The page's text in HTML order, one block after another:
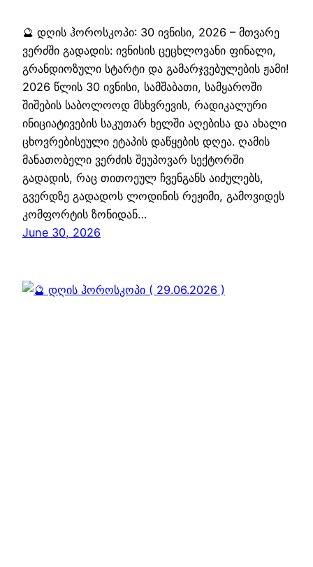
🔮 დღის ჰოროსკოპი: 30 ივნისი, 2026 – მთვარე
ვერძში გადადის: ივნისის ცეცხლოვანი ფინალი,
გრანდიოზული სტარტი და გამარჯვებულების ჟამი!
2026 წლის 30 ივნისი, სამშაბათი, სამყაროში
შიშების საბოლოოდ მსხვრევის, რადიკალური
ინიციატივების საკუთარ ხელში აღებისა და ახალი
ცხოვრებისეული ეტაპის დაწყების დღეა. ღამის
მანათობელი ვერძის შეუპოვარ სექტორში
გადადის, რაც თითოეულ ჩვენგანს აიძულებს,
გვერდზე გადადოს ლოდინის რეჟიმი, გამოვიდეს
კომფორტის ზონიდან…
June 30, 2026